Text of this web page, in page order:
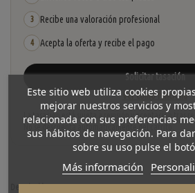
3 Recibe una valoración profesional
4 Acepta la oferta y recibe el pago
Solicitar tasación
Ver cómo funciona
La tasación está sujeta a revisión y aceptación tras
No se descuenta automáticamente del carrito.
Descripción
Este sitio web utiliza cookies
mejorar nuestros servicios y
relacionada con sus preferencias
sus hábitos de navegación. Para
sobre su uso pulse el
Más información